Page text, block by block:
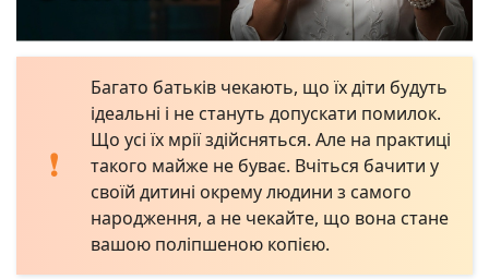
Багато батьків чекають, що їх діти будуть
ідеальні і не стануть допускати помилок.
Що усі їх мрії здійсняться. Але на практиці
такого майже не буває. Вчіться бачити у
своїй дитині окрему людини з самого
народження, а не чекайте, що вона стане
вашою поліпшеною копією.